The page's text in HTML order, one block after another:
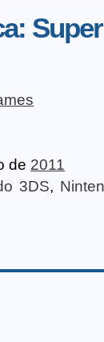
de 2011
3DS,